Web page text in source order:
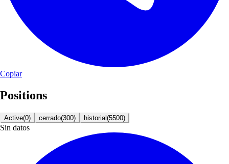
Copiar
Positions
Active(0) cerrado(300) historial(5500)
Sin datos